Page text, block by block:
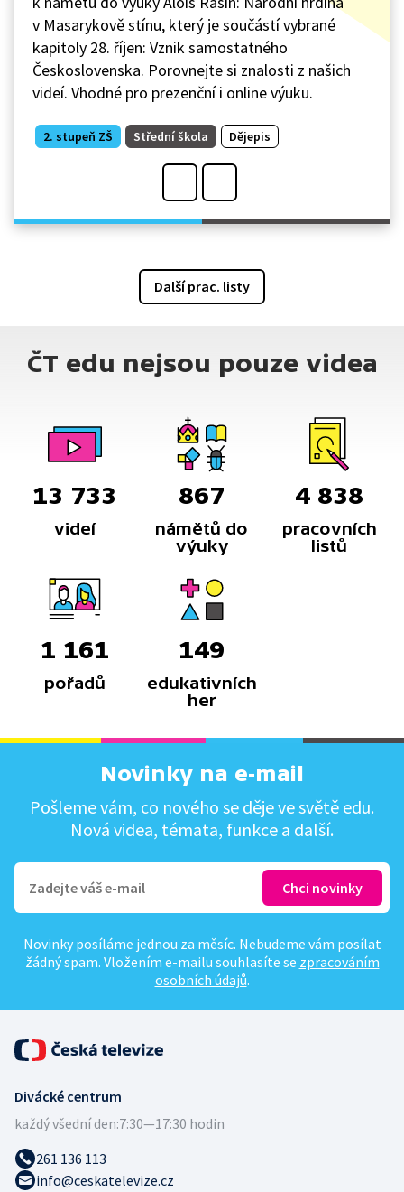
v Masarykově stínu, který je součástí vybrané
kapitoly 28. říjen: Vznik samostatného
Československa. Porovnejte si znalosti z našich
videí. Vhodné pro prezenční i online výuku.
2. stupeň ZŠ Střední škola Dějepis
Další prac. listy
ČT edu nejsou pouze videa
13 733
videí
867
námětů do
výuky
4 838
pracovních
listů
1 161
pořadů
149
edukativních
her
Novinky na e-mail
Pošleme vám, co nového se děje ve světě edu.
Nová videa, témata, funkce a další.
Novinky posíláme jednou za měsíc. Nebudeme vám posílat
žádný spam. Vložením e-mailu souhlasíte se zpracováním
osobních údajů.